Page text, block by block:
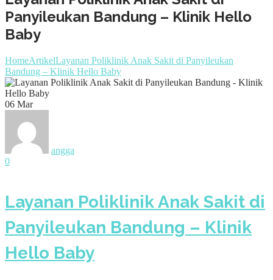
Panyileukan Bandung – Klinik Hello
Baby
HomeArtikelLayanan Poliklinik Anak Sakit di Panyileukan
Bandung – Klinik Hello Baby
06 Mar
angga
0
Layanan Poliklinik Anak Sakit di
Panyileukan Bandung – Klinik
Hello Baby